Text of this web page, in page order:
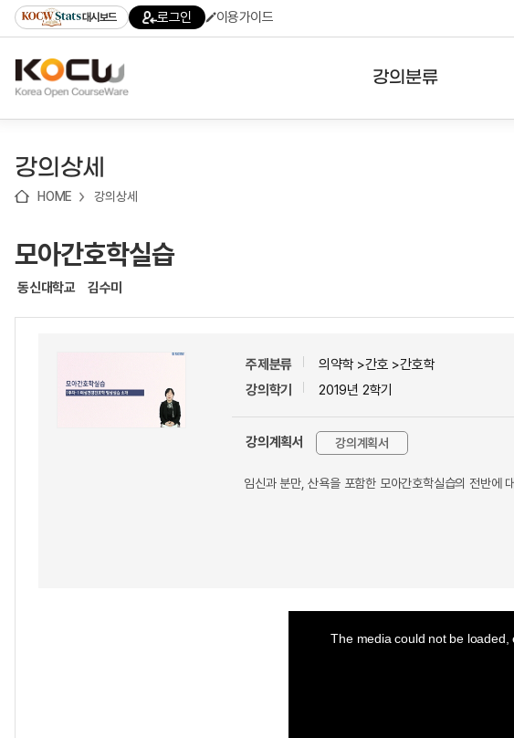
기
기
기
content)
가
대시보드 로그인 이용가이드
강의분류
강의상세
HOME 강의상세
모아간호학실습
동신대학교 김수미
주제분류
의약학 >간호 >간호학
강의학기
2019년 2학기
강의계획서 강의계획서
임신과 분만, 산욕을 포함한 모아간호학실습의 전반에
The media could not be loaded,